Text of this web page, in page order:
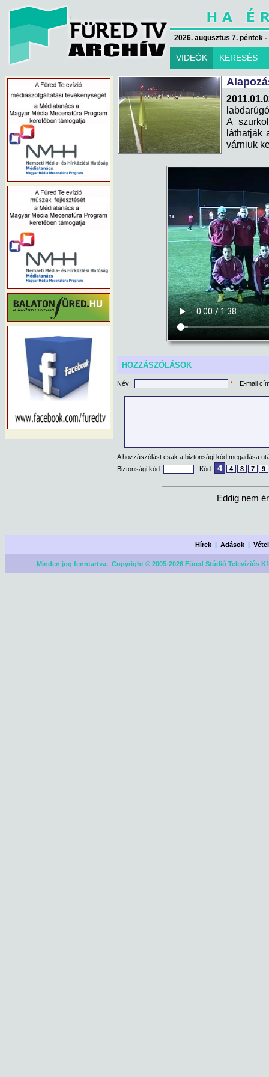
2026. augusztus 7. péntek
VIDEÓK KERESÉS
A
láthatják
várniuk
HOZZÁSZÓLÁSOK
Név: * E-mail
A hozzászólást csak a biztonsági kód megadása
Biztonsági kód:
Kód: 4 4 8 7 9
Eddig nem
Hírek |Adások |
Minden jog fenntartva. Copyright © 2005-2026 Füred Stúdió Televíziós